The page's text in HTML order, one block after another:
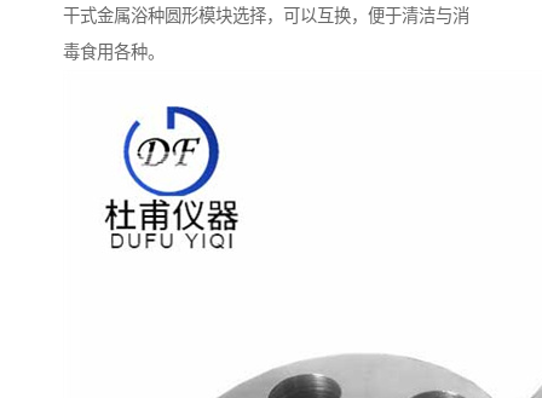
干式金属浴种圆形模块选择，可以互换，便于清洁与消
毒食用各种。